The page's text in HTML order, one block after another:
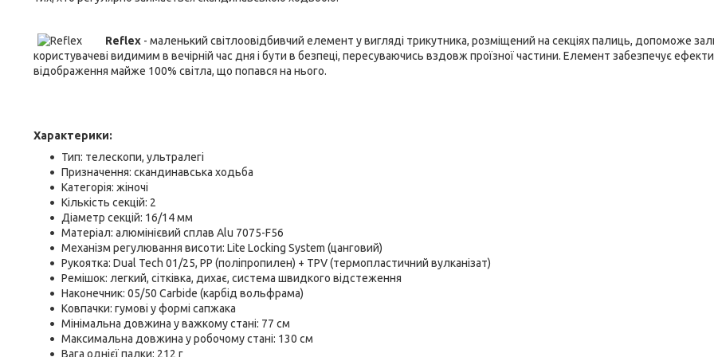
Reflex - маленький світлоовідбивчий елемент у вигляді трикутника, розміщений на секціях палиць, допоможе
користувачеві видимим в вечірній час дня і бути в безпеці, пересуваючись вздовж проїзної частини. Елемент забезпечує
відображення майже 100% світла, що попався на нього.
Характерики:
Тип: телескопи, ультралегі
Призначення: скандинавська ходьба
Категорія: жіночі
Кількість секцій: 2
Діаметр секцій: 16/14 мм
Матеріал: алюмінієвий сплав Alu 7075-F56
Механізм регулювання висоти: Lite Locking System (цанговий)
Рукоятка: Dual Tech 01/25, PP (поліпропилен) + TPV (термопластичний вулканізат)
Ремішок: легкий, сітківка, дихає, система швидкого відстеження
Наконечник: 05/50 Carbide (карбід вольфрама)
Ковпачки: гумові у формі сапжака
Мінімальна довжина у важкому стані: 77 см
Максимальна довжина у робочому стані: 130 см
Вага однієї палки: 212 г